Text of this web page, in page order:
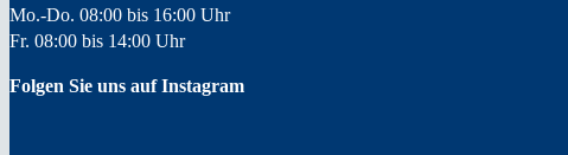
Mo.-Do. 08:00 bis 16:00 Uhr
Fr. 08:00 bis 14:00 Uhr
Folgen Sie uns auf Instagram